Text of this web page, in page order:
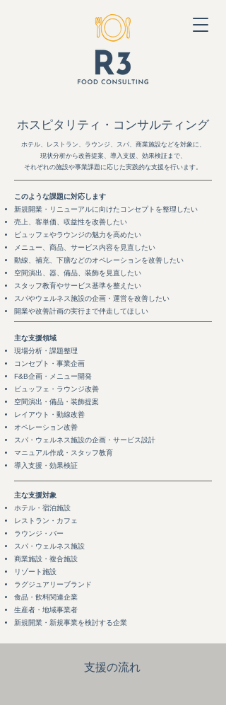
ホスピタリティ・コンサルティング
ホテル、レストラン、ラウンジ、スパ、商業施設などを対象に、
現状分析から改善提案、導入支援、効果検証まで、
​それぞれの施設や事業課題に応じた実践的な支援を行います。
このような課題に対応します
​​新規開業・リニューアルに向けたコンセプトを整理したい
売上、客単価、収益性を改善したい
ビュッフェやラウンジの魅力を高めたい
メニュー、商品、サービス内容を見直したい
動線、補充、下膳などのオペレーションを改善したい
​空間演出、器、備品、装飾を見直したい
スタッフ教育やサービス基準を整えたい
スパやウェルネス施設の企画・運営を改善したい
​開業や改善計画の実行まで伴走してほしい
​​主な支援領域
​​現場分析・課題整理
コンセプト・事業企画
F&B企画・メニュー開発
ビュッフェ・ラウンジ改善
空間演出・備品・装飾提案
​レイアウト・動線改善
オペレーション改善
スパ・ウェルネス施設の企画・サービス設計
マニュアル作成・スタッフ教育
​導入支援・効果検証
主な支援対象
ホテル・宿泊施設
レストラン・カフェ
ラウンジ・バー
スパ・ウェルネス施設
商業施設・複合施設
リゾート施設
ラグジュアリーブランド
食品・飲料関連企業
生産者・地域事業者
​新規開業・新規事業を検討する企業
​支援の流れ